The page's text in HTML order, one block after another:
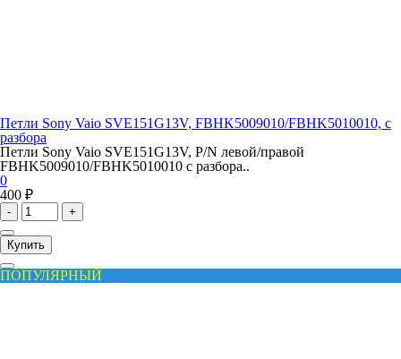
Петли Sony Vaio SVE151G13V, FBHK5009010/FBHK5010010, с
разбора
Петли Sony Vaio SVE151G13V, P/N левой/правой
FBHK5009010/FBHK5010010 с разбора..
0
400 ₽
- +
Купить
ПОПУЛЯРНЫЙ